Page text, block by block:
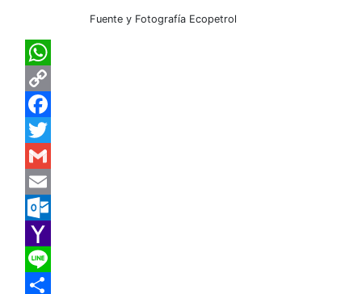
Fuente y Fotografía Ecopetrol
WhatsApp
Copy
Link
Facebook
Twitter
Gmail
Email
Outlook.com
Yahoo
Mail
Line